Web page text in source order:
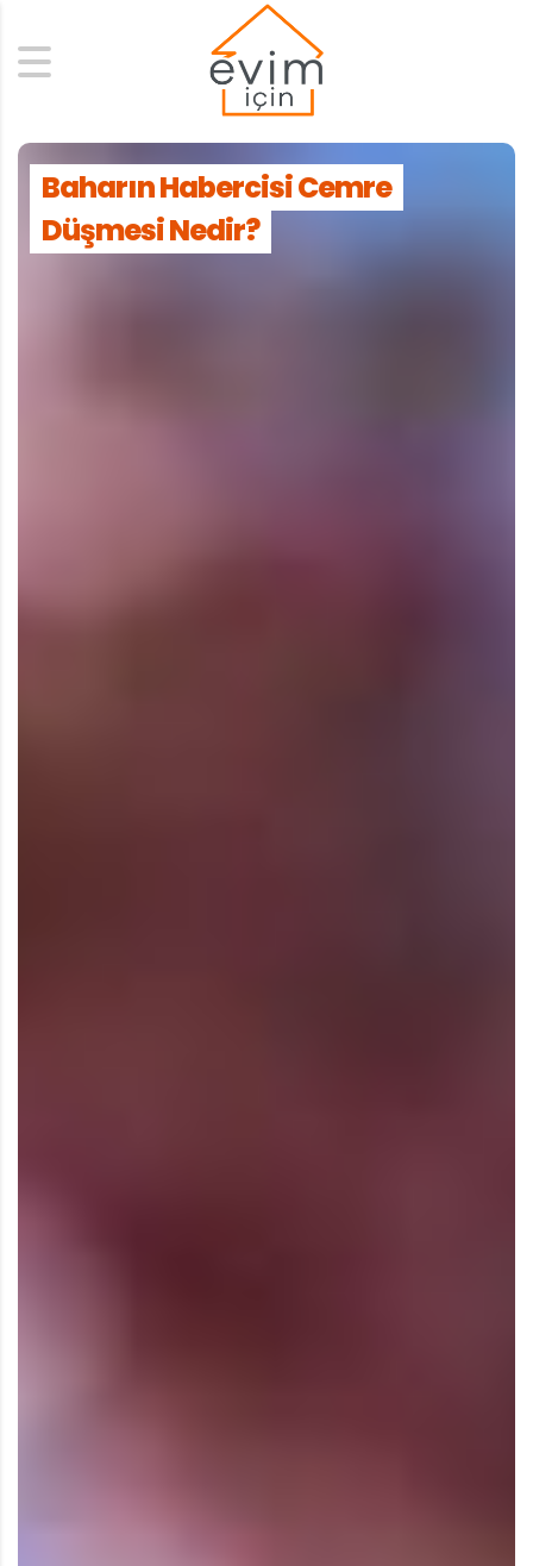
Search
Baharın Habercisi Cemre
Düşmesi Nedir?